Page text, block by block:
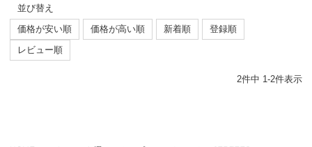
並び替え
価格が安い順
価格が高い順 新着順
登録順
レビュー順
2件中 1-2件表示